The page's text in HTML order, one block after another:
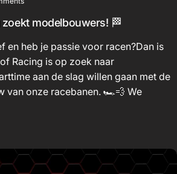
modelbouwers! 🏁
en heb je passie voor racen?Dan is
Racing is op zoek naar
aan de slag willen gaan met de
van onze racebanen. 🏎️💨 We